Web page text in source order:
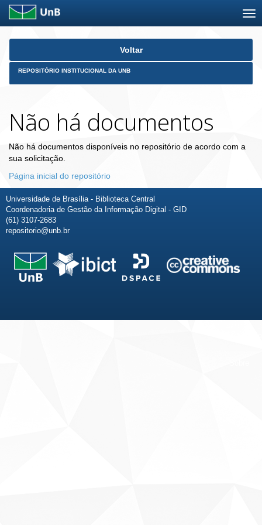
Skip
Voltar
REPOSITÓRIO INSTITUCIONAL DA UNB
Não há documentos
Não há documentos disponíveis no repositório de acordo com a
sua solicitação.
Página inicial do repositório
Universidade de Brasília - Biblioteca Central
Coordenadoria de Gestão da Informação Digital - GID
(61) 3107-2683
repositorio@unb.br